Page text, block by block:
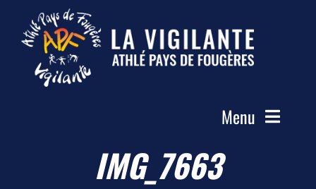
Passer
contenu
Menu
IMG_7663